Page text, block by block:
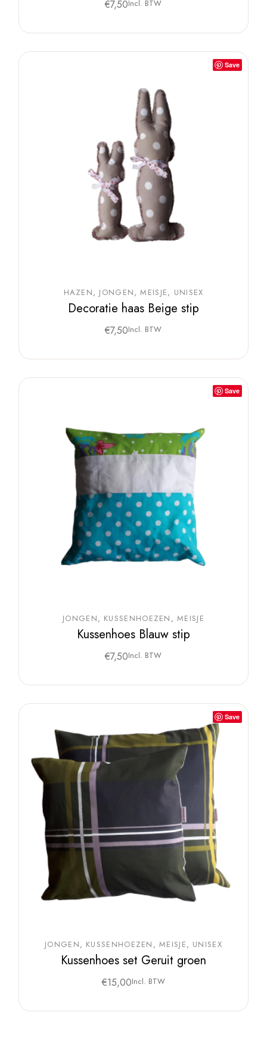
€7,50Incl. BTW
Save
HAZEN JONGEN MEISJE UNISEX
Decoratie haas Beige stip
€7,50Incl. BTW
Save
JONGEN KUSSENHOEZEN MEISJE
Kussenhoes Blauw stip
€7,50Incl. BTW
Save
JONGEN KUSSENHOEZEN MEISJE UNISEX
Kussenhoes set Geruit groen
€15,00Incl. BTW